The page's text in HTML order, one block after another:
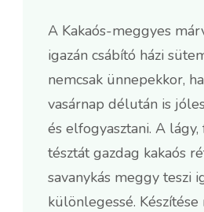
A Kakaós-meggyes
igazán csábító házi
nemcsak ünnepekkor,
vasárnap délután is
és elfogyasztani. A
tésztát gazdag kakaós
savanykás meggy teszi
különlegessé.